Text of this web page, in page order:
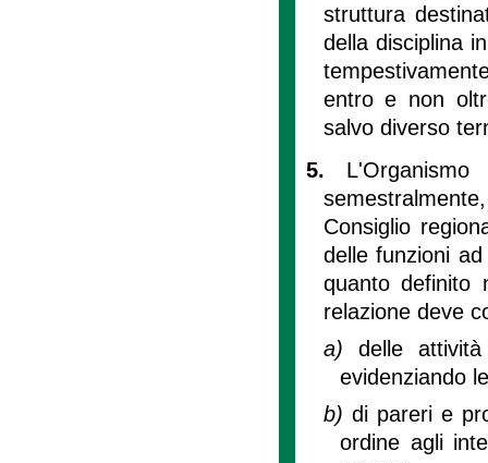
struttura
della disciplina
entro e non
salvo diverso
5.
Consiglio
delle funzioni
quanto
relazione deve
a) delle
evidenziando
b) di pareri e
ordine agli